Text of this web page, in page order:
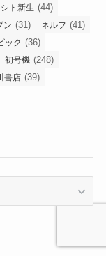
シト新生 (44)
ン (31) ネルフ (41)
ック (36)
初号機 (248)
書店 (39)